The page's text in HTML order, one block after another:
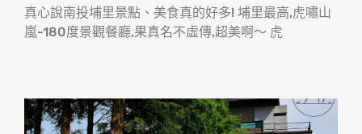
真心說南投埔里景點、美食真的好多! 埔里最高,虎嘯山
嵐-180度景觀餐廳,果真名不虛傳,超美啊〜 虎